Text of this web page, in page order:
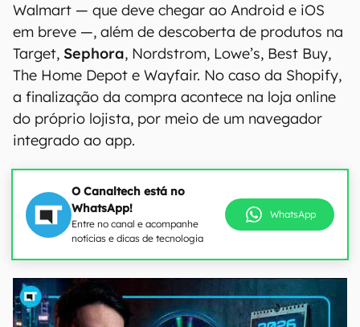
Walmart — que deve chegar ao Android e iOS
em breve —, além de descoberta de produtos na
Target, Sephora, Nordstrom, Lowe’s, Best Buy,
The Home Depot e Wayfair. No caso da Shopify,
a finalização da compra acontece na loja online
do próprio lojista, por meio de um navegador
integrado ao app.
O Canaltech está no
WhatsApp!
Entre no canal e acompanhe
notícias e dicas de tecnologia
WhatsApp